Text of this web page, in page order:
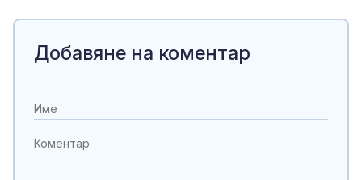
Добавяне на коментар